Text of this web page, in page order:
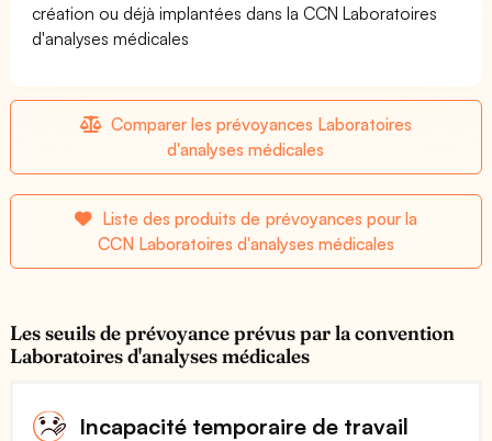
création ou déjà implantées dans la CCN Laboratoires
d'analyses médicales
Comparer les prévoyances Laboratoires
d'analyses médicales
Liste des produits de prévoyances pour la
CCN Laboratoires d'analyses médicales
Les seuils de prévoyance prévus par la convention
Laboratoires d'analyses médicales
Incapacité temporaire de travail